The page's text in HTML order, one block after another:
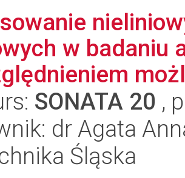
w badaniu
SONATA 20 ,
dr Agata
Śląska